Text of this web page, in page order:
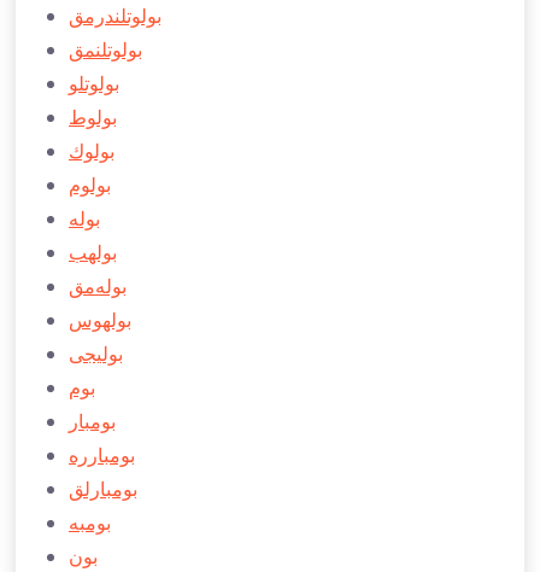
بولوتلندرمق
بولوتلنمق
بولوتلو
بولوط
بولوك
بولوم
بوله
بولهب
بوله‌مق
بولهوس
بولیجی
بوم
بومبار
بومبارره
بومبارلق
بومبه
بون